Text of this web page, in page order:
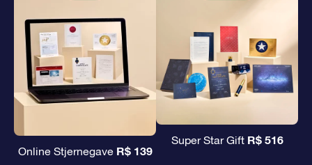
Online Stjernegave R$ 139
Super Star Gift R$ 516